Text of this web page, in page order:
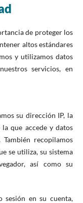
de proteger los
altos estándares
y utilizamos datos
servicios, en
su dirección IP, la
que accede y datos
recopilamos
se utiliza, su sistema
así como su
sesión en su cuenta,